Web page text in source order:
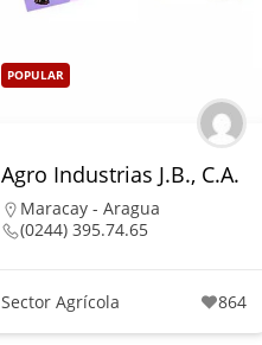
POPULAR
Agro Industrias J.B., C.A.
Maracay - Aragua
(0244) 395.74.65
Sector Agrícola 864